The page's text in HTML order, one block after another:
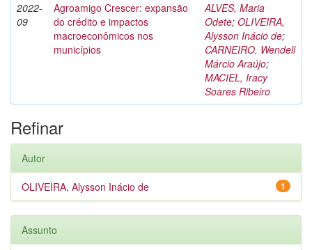
2022-
09
Agroamigo Crescer: expansão
do crédito e impactos
macroeconômicos nos
municípios
ALVES, Maria
Odete; OLIVEIRA,
Alysson Inácio de;
CARNEIRO, Wendell
Márcio Araújo;
MACIEL, Iracy
Soares Ribeiro
Refinar
Autor
1
OLIVEIRA, Alysson Inácio de
Assunto